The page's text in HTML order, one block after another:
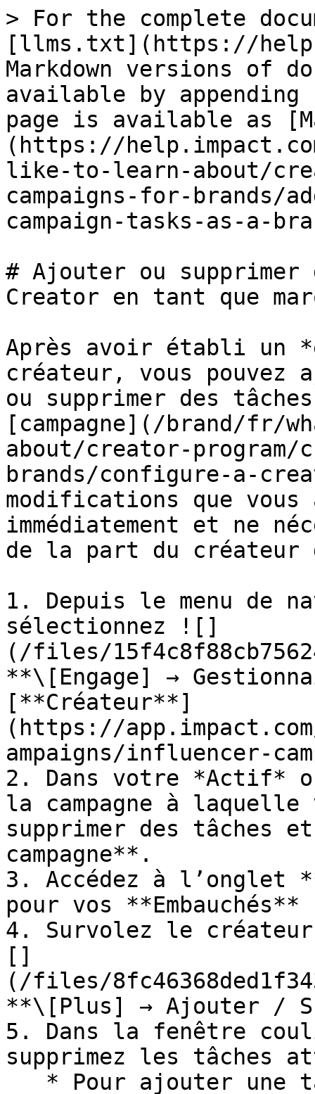
> For the complete
[llms.txt](https://
Markdown versions of
available by
page is available as
(https://
like-to-learn-about/
campaigns-for-brands/
campaign-tasks-as-a-
# Ajouter ou supprimer
Creator en tant que
Après avoir établi un
créateur, vous pouvez
ou supprimer des
[campagne](/brand/fr/
about/creator-program/
brands/configure-a-
modifications que
immédiatement et ne
de la part du créateur
1. Depuis le menu de
sélectionnez ![]
(/files/
**\[Engage] →
[**Créateur**]
(https://
ampaigns/influencer-
2. Dans votre *Actif*
la campagne à
supprimer des tâches
campagne**.
3. Accédez à l’onglet
pour vos
4. Survolez le
[]
(/files/
**\[Plus] → Ajouter /
5. Dans la fenêtre
supprimez les tâches